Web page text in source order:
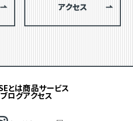
アクセス
とは商品サービス
ログアクセス